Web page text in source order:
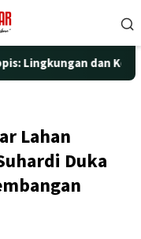
dan Kesehatan
Lahan
Duka